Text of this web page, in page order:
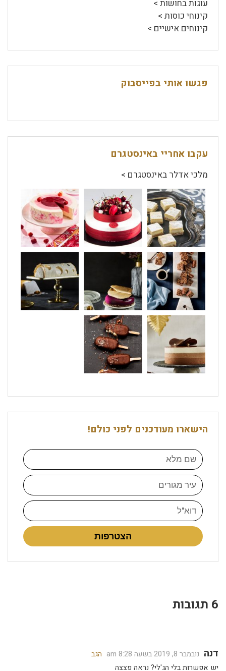
עוגות בחושות >
קינוחי כוסות >
קינוחים אישיים >
פגשו אותי בפייסבוק
עקבו אחריי באינסטגרם
מלכי אדלר באינסטגרם >
הישארו מעודכנים לפני כולם!
הצטרפות
6 תגובות
דנה נובמבר 8, 2019 בשעה 8:28 am
הגב
יש אפשרות בלי הג'לי? נראה פצצה